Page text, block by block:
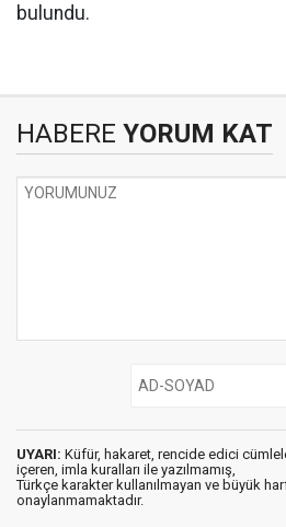
bulundu.
HABERE YORUM KAT
UYARI: Küfür, hakaret, rencide edici
içeren, imla kuralları ile yazılmamış,
Türkçe karakter kullanılmayan ve büyük
onaylanmamaktadır.